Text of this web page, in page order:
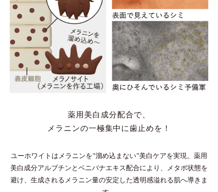
薬用美白成分配合で、
メラニンの一極集中に歯止めを！
ユーホワイトはメラニンを"溜め込まない"美白ケアを実現。 薬用
美白成分アルブチンとベニバナエキス配合により、メタボ状態を
避け、 生成されるメラニン量の安定した透明感溢れる肌へ導きま